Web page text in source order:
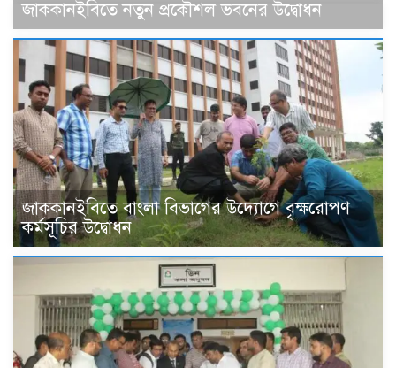
জাককানইবিতে নতুন প্রকৌশল ভবনের উদ্বোধন
জাককানইবিতে বাংলা বিভাগের উদ্যোগে বৃক্ষরোপণ
কর্মসূচির উদ্বোধন